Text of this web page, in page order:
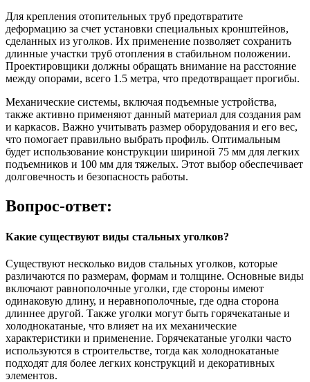
Для крепления отопительных труб предотвратите
деформацию за счет установки специальных кронштейнов,
сделанных из уголков. Их применение позволяет сохранить
длинные участки труб отопления в стабильном положении.
Проектировщики должны обращать внимание на расстояние
между опорами, всего 1.5 метра, что предотвращает прогибы.
Механические системы, включая подъемные устройства,
также активно применяют данный материал для создания рам
и каркасов. Важно учитывать размер оборудования и его вес,
что помогает правильно выбрать профиль. Оптимальным
будет использование конструкции шириной 75 мм для легких
подъемников и 100 мм для тяжелых. Этот выбор обеспечивает
долговечность и безопасность работы.
Вопрос-ответ:
Какие существуют виды стальных уголков?
Существуют несколько видов стальных уголков, которые
различаются по размерам, формам и толщине. Основные виды
включают равнополочные уголки, где стороны имеют
одинаковую длину, и неравнополочные, где одна сторона
длиннее другой. Также уголки могут быть горячекатаные и
холоднокатаные, что влияет на их механические
характеристики и применение. Горячекатаные уголки часто
используются в строительстве, тогда как холоднокатаные
подходят для более легких конструкций и декоративных
элементов.